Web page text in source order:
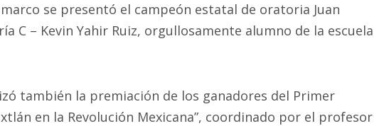
se presentó el campeón estatal de oratoria Juan
C – Kevin Yahir Ruiz, orgullosamente alumno de la escuela
también la premiación de los ganadores del Primer
en la Revolución Mexicana”, coordinado por el profesor